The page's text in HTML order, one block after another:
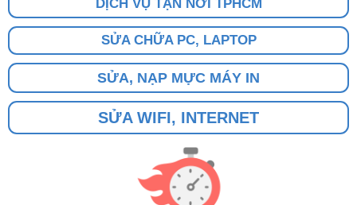
DỊCH VỤ TẬN NƠI TPHCM
SỬA CHỮA PC, LAPTOP
SỬA, NẠP MỰC MÁY IN
SỬA WIFI, INTERNET